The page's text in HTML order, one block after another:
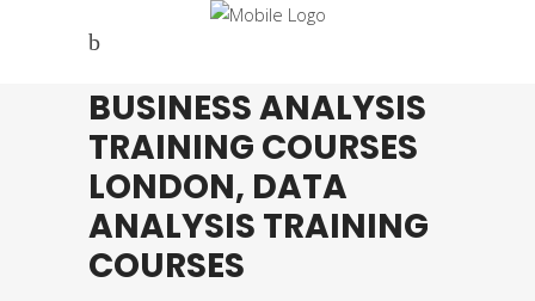
BUSINESS ANALYSIS
TRAINING COURSES
LONDON, DATA
ANALYSIS TRAINING
COURSES